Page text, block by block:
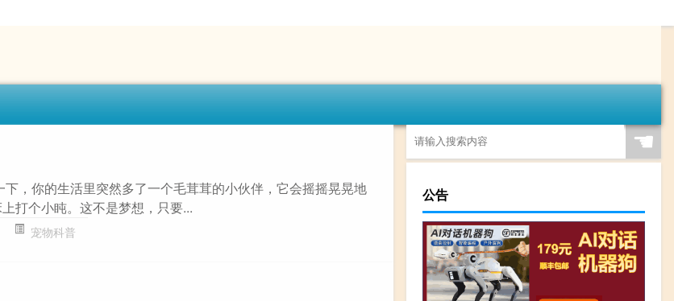
，你的生活里突然多了一个毛茸茸的小伙伴，它会摇摇晃晃地
打个小盹。这不是梦想，只要...
宠物科普
☚
公告